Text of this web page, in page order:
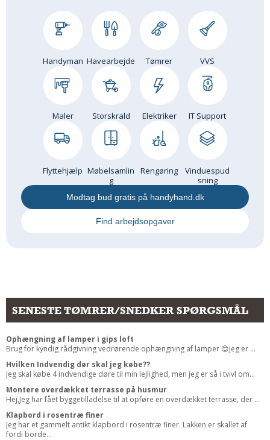
Handyman Havearbejde Tømrer VVS
Maler Storskrald Elektriker IT Support
Flyttehjælp Møbelsamlin
g
Rengøring
Vinduespud
sning
Modtag bud gratis på handyhand.dk
Find arbejdsopgaver
SENESTE TØMRER/SNEDKER SPØRGSMÅL
Ophængning af lamper i gips loft
Brug for kyndig rådgivning vedrørende ophængning af lamper 😊Jeg er ...
Hvilken Indvendig dør skal jeg købe??
Jeg skal købe 4 indvendige døre til min lejlighed, men jeg er så i tvivl om...
Montere overdækket terrasse på husmur
Hej,Jeg har fået byggetilladelse til at opføre en overdækket terrasse, der ...
Klapbord i rosentræ finer
Jeg har et gammelt antikt klapbord i rosentræ finer. Lakken er skallet af
fordi borde...